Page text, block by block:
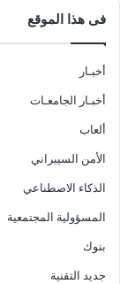
فى هذا الموقع
أخبـار
أخبـار الجامعـات
ألعاب
الأمن السيبراني
الذكاء الاصطناعي
المسؤولية المجتمعية
بنوك
جديد التقنية